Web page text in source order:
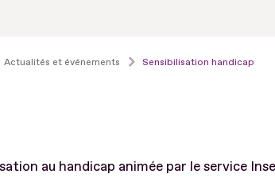
Actualités et événements Sensibilisation handicap
au handicap animée par le service